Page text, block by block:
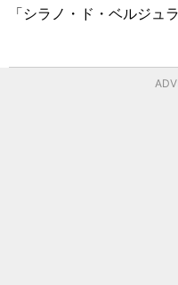
「シラノ・ド・ベルジュ